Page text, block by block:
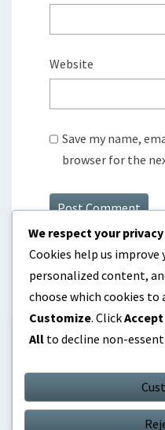
Website
Save my name,
browser for the
ΑΝΑΖΉΤΗΣΗ
for:
We respect your privacy
Cookies help us improve
personalized content,
choose which cookies to
Customize. Click
All to decline non-